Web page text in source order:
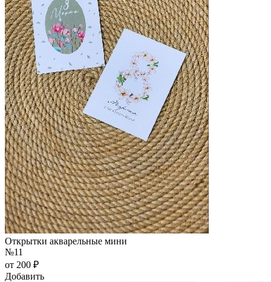
Открытки акварельные мини
№11
от 200 ₽
Добавить